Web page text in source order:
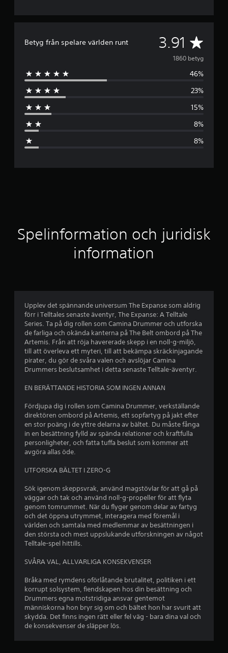
Betyg från spelare världen runt 3.91 G
e
n
o
i
l
b
e
t
å
3
1
s
t
r
n
o
r
1860 betyg
46%
23%
15%
8%
8%
Spelinformation och juridisk
information
Upplev det spännande universum The Expanse som aldrig
förr i Telltales senaste äventyr, The Expanse: A Telltale
Series. Ta på dig rollen som Camina Drummer och utforska
de farliga och okända kanterna på The Belt ombord på The
Artemis. Från att röja havererade skepp i en noll-g-miljö,
till att överleva ett myteri, till att bekämpa skräckinjagande
pirater, du gör de svåra valen och avslöjar Camina
Drummers beslutsamhet i detta senaste Telltale-äventyr.
EN BERÄTTANDE HISTORIA SOM INGEN ANNAN
Fördjupa dig i rollen som Camina Drummer, verkställande
direktören ombord på Artemis, ett sopfartyg på jakt efter
en stor poäng i de yttre delarna av bältet. Du måste fånga
in en besättning fylld av spända relationer och kraftfulla
personligheter, och fatta tuffa beslut som kommer att
avgöra allas öde.
UTFORSKA BÄLTET I ZERO-G
Sök igenom skeppsvrak, använd magstövlar för att gå på
väggar och tak och använd noll-g-propeller för att flyta
genom tomrummet. När du flyger genom delar av fartyg
och det öppna utrymmet, interagera med föremål i
världen och samtala med medlemmar av besättningen i
den största och mest uppslukande utforskningen av något
Telltale-spel hittills.
SVÅRA VAL, ALLVARLIGA KONSEKVENSER
Bråka med rymdens oförlåtande brutalitet, politiken i ett
korrupt solsystem, fiendskapen hos din besättning och
Drummers egna motstridiga ansvar gentemot
människorna hon bryr sig om och bältet hon har svurit att
skydda. Det finns ingen rätt eller fel väg - bara dina val och
de konsekvenser de släpper lös.